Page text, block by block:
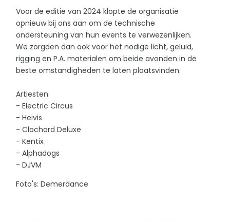
Voor de editie van 2024 klopte de organisatie
opnieuw bij ons aan om de technische
ondersteuning van hun events te verwezenlijken.
We zorgden dan ook voor het nodige licht, geluid,
rigging en P.A. materialen om beide avonden in de
beste omstandigheden te laten plaatsvinden.
Artiesten:
- Electric Circus
- Heivis
- Clochard Deluxe
- Kentix
- Alphadogs
- DJVM
Foto's: Demerdance